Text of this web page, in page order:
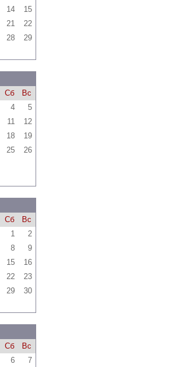
14
15
21
22
28
29
Сб
Вс
4
5
11
12
18
19
25
26
Сб
Вс
1
2
8
9
15
16
22
23
29 30
Сб
Вс
6 7